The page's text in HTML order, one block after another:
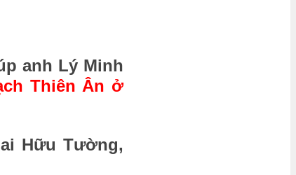
anh Lý Minh
Thiên Ân ở
Hữu Tường,